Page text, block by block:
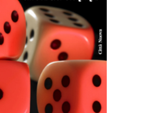
AGGIUNGI AL CARRELLO